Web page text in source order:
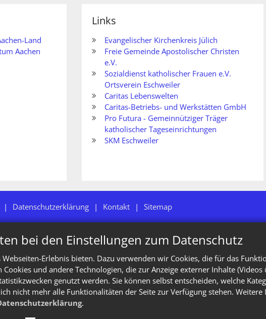
bei den Einstellungen zum Datenschutz
Erlebnis bieten. Dazu verwenden wir Cookies, die für das
und andere Technologien, die zur Anzeige externer Inhalte
genutzt werden. Sie können selbst entscheiden, welche
nicht mehr alle Funktionalitäten der Seite zur Verfügung stehen.
.
Land
Aachen
Links
Evangelischer Kirchenkreis Jülich
Freie Gemeinde Apostolischer Christen
e.V.
Sozialdienst katholischer Frauen e.V.
Ortsverein Eschweiler
Caritas Lebenswelten
Caritas-Betriebs- und Werkstätten GmbH
Pro Futura - Gemeinnütziger Träger
katholischer Tageseinrichtungen
SKM Eschweiler
Datenschutzerklärung Kontakt Sitemap